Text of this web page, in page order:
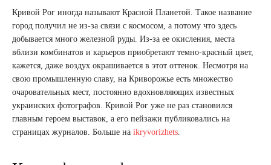
Кривой Рог иногда называют Красной Планетой. Такое название
город получил не из-за связи с космосом, а потому что здесь
добывается много железной руды. Из-за ее окисления, места
вблизи комбинатов и карьеров приобретают темно-красный цвет,
кажется, даже воздух окрашивается в этот оттенок. Несмотря на
свою промышленную славу, на Криворожье есть множество
очаровательных мест, постоянно вдохновляющих известных
украинских фотографов. Кривой Рог уже не раз становился
главным героем выставок, а его пейзажи публиковались на
страницах журналов. Больше на ikryvorizhets.